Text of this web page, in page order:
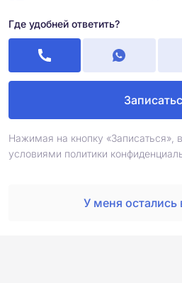
Где удобней ответить?
Нажимая на кнопку «Записаться»,
условиями политики
У меня остались